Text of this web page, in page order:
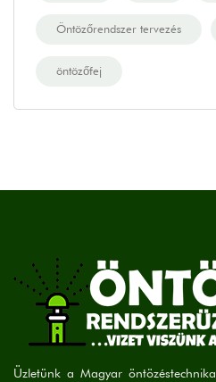
Öntözőrendszer tervezés
öntözőfej
Üzletünk a Magyar